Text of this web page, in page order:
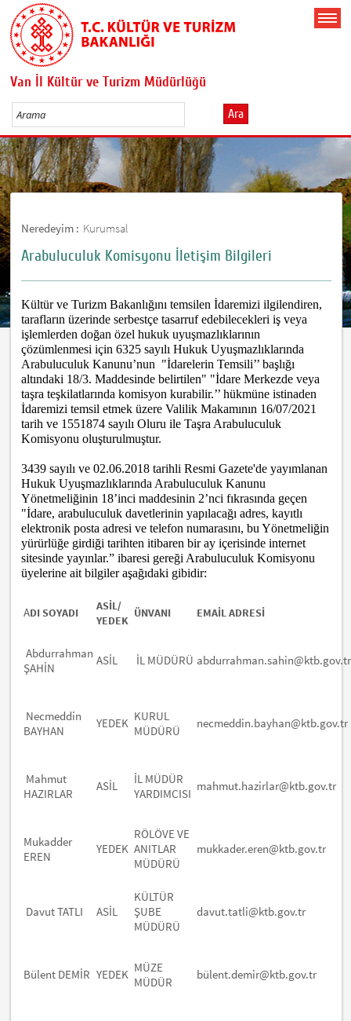
Van İl Kültür ve Turizm Müdürlüğü
Ara
Neredeyim : Kurumsal
Arabuluculuk Komisyonu İletişim Bilgileri
Kültür ve Turizm Bakanlığını temsilen İdaremizi ilgilendiren,
tarafların üzerinde serbestçe tasarruf edebilecekleri iş veya
işlemlerden doğan özel hukuk uyuşmazlıklarının
çözümlenmesi için 6325 sayılı Hukuk Uyuşmazlıklarında
Arabuluculuk Kanunu’nun "İdarelerin Temsili’’ başlığı
altındaki 18/3. Maddesinde belirtilen" "İdare Merkezde veya
taşra teşkilatlarında komisyon kurabilir.’’ hükmüne istinaden
İdaremizi temsil etmek üzere Valilik Makamının 16/07/2021
tarih ve 1551874 sayılı Oluru ile Taşra Arabuluculuk
Komisyonu oluşturulmuştur.
3439 sayılı ve 02.06.2018 tarihli Resmi Gazete'de yayımlanan
Hukuk Uyuşmazlıklarında Arabuluculuk Kanunu
Yönetmeliğinin 18’inci maddesinin 2’nci fıkrasında geçen
"İdare, arabuluculuk davetlerinin yapılacağı adres, kayıtlı
elektronik posta adresi ve telefon numarasını, bu Yönetmeliğin
yürürlüğe girdiği tarihten itibaren bir ay içerisinde internet
sitesinde yayınlar.” ibaresi gereği Arabuluculuk Komisyonu
üyelerine ait bilgiler aşağıdaki gibidir:
ADI SOYADI
ASİL/
YEDEK
ÜNVANI EMAİL ADRESİ
Abdurrahman
ŞAHİN
ASİL İL MÜDÜRÜ abdurrahman.sahin@ktb.gov.tr
Necmeddin
BAYHAN
YEDEK KURUL
MÜDÜRÜ
necmeddin.bayhan@ktb.gov.tr
Mahmut
HAZIRLAR
ASİL
İL MÜDÜR
YARDIMCISI
mahmut.hazirlar@ktb.gov.tr
Mukadder
EREN
YEDEK
RÖLÖVE VE
ANITLAR
MÜDÜRÜ
mukkader.eren@ktb.gov.tr
Davut TATLI ASİL
KÜLTÜR
ŞUBE
MÜDÜRÜ
davut.tatli@ktb.gov.tr
Bülent DEMİR YEDEK MÜZE
MÜDÜR
bülent.demir@ktb.gov.tr